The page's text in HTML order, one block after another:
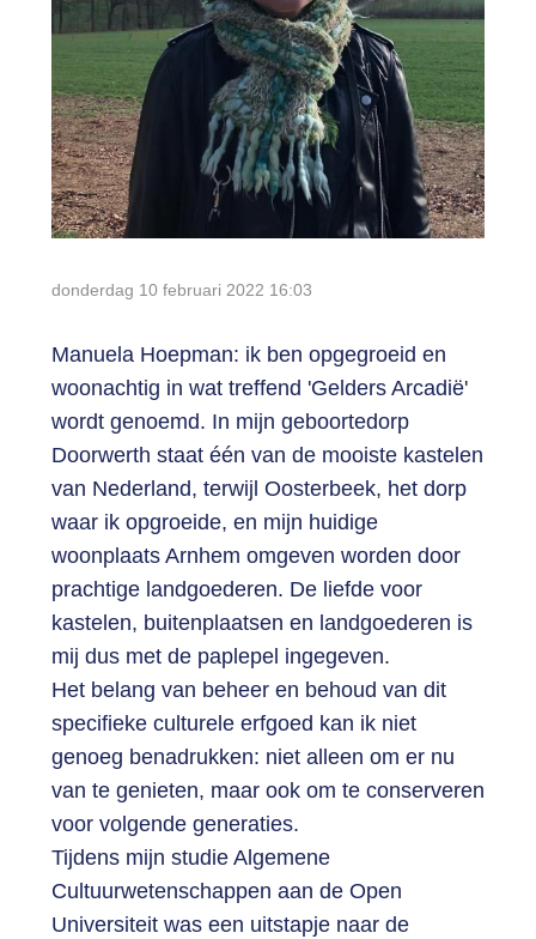
donderdag 10 februari 2022 16:03
Manuela Hoepman: ik ben opgegroeid en
woonachtig in wat treffend 'Gelders Arcadië'
wordt genoemd. In mijn geboortedorp
Doorwerth staat één van de mooiste kastelen
van Nederland, terwijl Oosterbeek, het dorp
waar ik opgroeide, en mijn huidige
woonplaats Arnhem omgeven worden door
prachtige landgoederen. De liefde voor
kastelen, buitenplaatsen en landgoederen is
mij dus met de paplepel ingegeven.
Het belang van beheer en behoud van dit
specifieke culturele erfgoed kan ik niet
genoeg benadrukken: niet alleen om er nu
van te genieten, maar ook om te conserveren
voor volgende generaties.
Tijdens mijn studie Algemene
Cultuurwetenschappen aan de Open
Universiteit was een uitstapje naar de
Login